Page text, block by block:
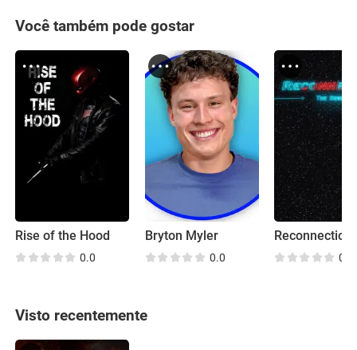
Você também pode gostar
Rise of the Hood
0.0
Bryton Myler
0.0
Reconnection
0.0
Visto recentemente